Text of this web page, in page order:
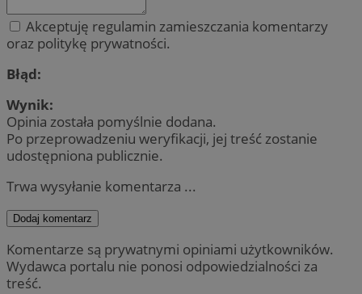
Akceptuję regulamin zamieszczania komentarzy
oraz politykę prywatności.
Błąd:
Wynik:
Opinia została pomyślnie dodana.
Po przeprowadzeniu weryfikacji, jej treść zostanie
udostępniona publicznie.
Trwa wysyłanie komentarza ...
Dodaj komentarz
Komentarze są prywatnymi opiniami użytkowników.
Wydawca portalu nie ponosi odpowiedzialności za
treść.